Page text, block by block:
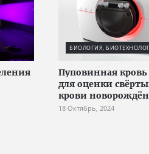
БИОЛОГИЯ,
Пуповинная
для оценки
крови
18 Октябрь, 2024